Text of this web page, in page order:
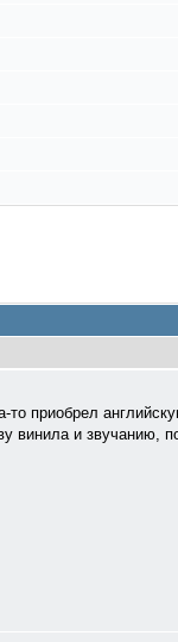
приобрел
винила и звучанию,